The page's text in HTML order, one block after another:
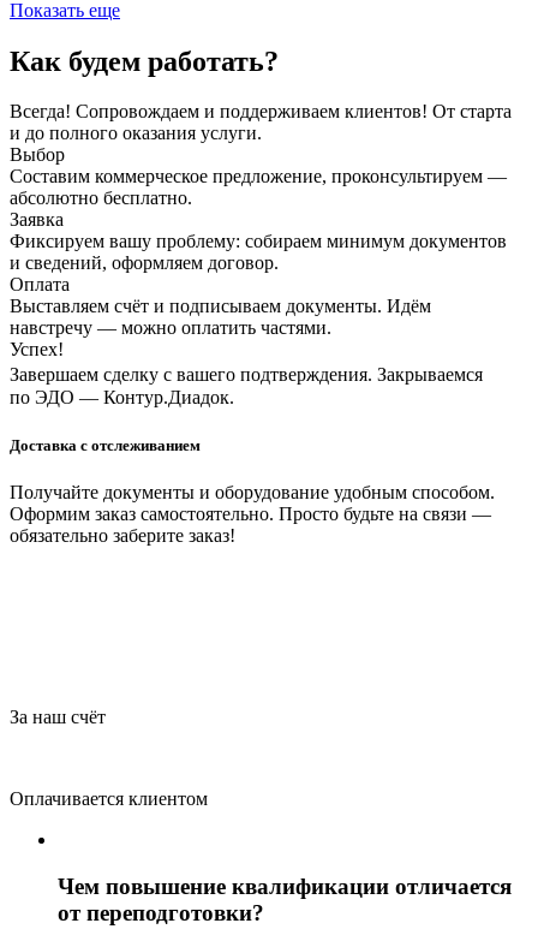
Показать еще
Как будем работать?
Всегда! Сопровождаем и поддерживаем клиентов! От старта
и до полного оказания услуги.
Выбор
Составим коммерческое предложение, проконсультируем —
абсолютно бесплатно.
Заявка
Фиксируем вашу проблему: собираем минимум документов
и сведений, оформляем договор.
Оплата
Выставляем счёт и подписываем документы. Идём
навстречу — можно оплатить частями.
Успех!
Завершаем сделку с вашего подтверждения. Закрываемся
по ЭДО — Контур.Диадок.
Доставка с отслеживанием
Получайте документы и оборудование удобным способом.
Оформим заказ самостоятельно. Просто будьте на связи —
обязательно заберите заказ!
За наш счёт
Оплачивается клиентом
Чем повышение квалификации отличается
от переподготовки?